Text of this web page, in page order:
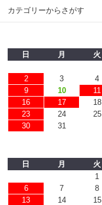
カテゴリーからさがす
日
月 火
2
3 4
9
10 11
16
17 18
23
24 25
30
31
日
月 火
1
6
7 8
13
14 15